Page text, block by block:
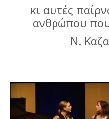
κι αυτές
ανθρώπου
Ν.